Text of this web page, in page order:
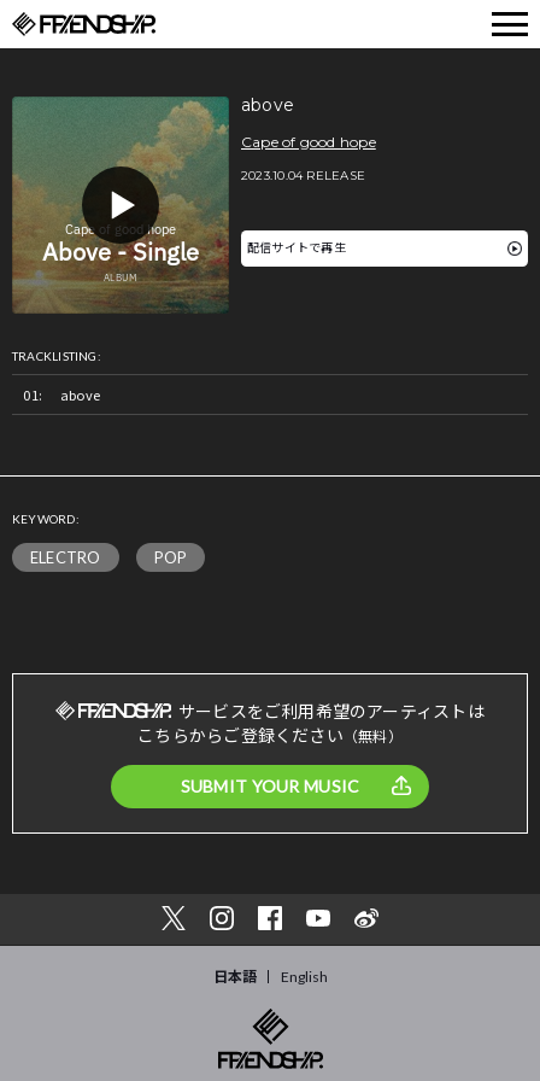
above
Cape of good hope
2023.10.04 RELEASE
配信サイトで再生
TRACKLISTING:
above
KEYWORD:
ELECTRO POP
サービスをご利用希望のアーティストは
こちらからご登録ください （無料）
SUBMIT YOUR MUSIC
日本語 English